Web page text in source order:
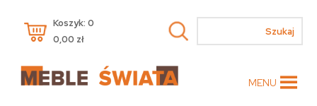
Koszyk: 0
0,00 zł
MENU